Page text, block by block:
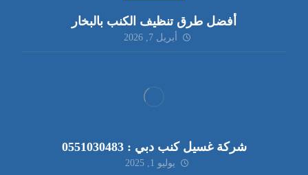
أفضل طرق تنظيف الكنب بالبخار
أبريل 7, 2026
شركة غسيل كنب دبي : 0551030483
يوليو 1, 2025